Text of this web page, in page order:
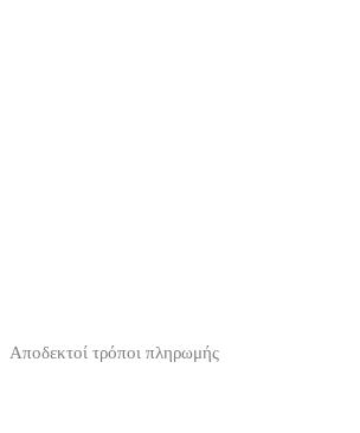
Αποδεκτοί τρόποι πληρωμής